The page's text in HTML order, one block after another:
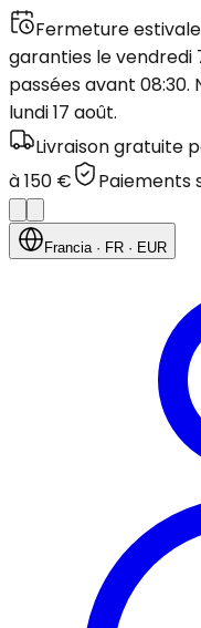
Fermeture
garanties le vendredi
passées avant 08:30.
lundi 17 août.
Livraison gratuite
à 150 €
Paiements
Francia· FR · EUR